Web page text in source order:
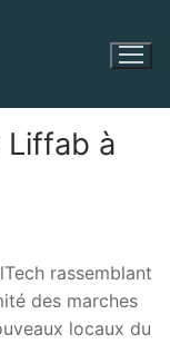
à
rassemblant
des marches
locaux du